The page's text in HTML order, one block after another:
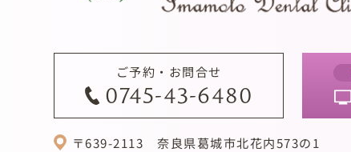
ご予約・お問合せ
0745-43-6480
〒639-2113奈良県葛城市北花内573の1